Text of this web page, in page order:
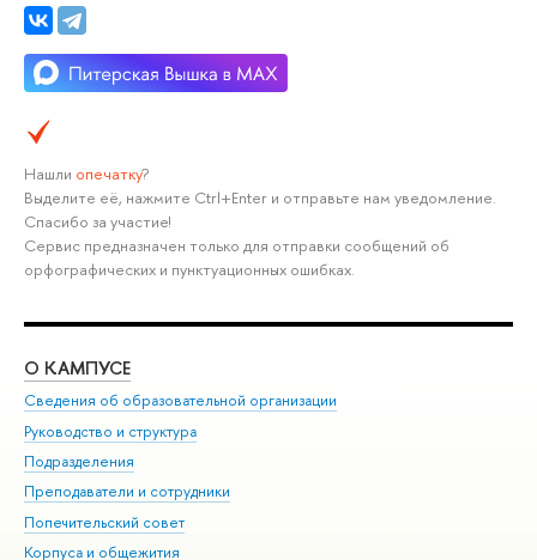
Нашли опечатку?
Выделите её, нажмите Ctrl+Enter и отправьте нам уведомление.
Спасибо за участие!
Сервис предназначен только для отправки сообщений об
орфографических и пунктуационных ошибках.
О КАМПУСЕ
Сведения об образовательной организации
Руководство и структура
Подразделения
Преподаватели и сотрудники
Попечительский совет
Корпуса и общежития